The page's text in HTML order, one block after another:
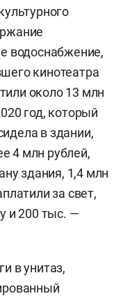
водоснабжение,
кинотеатра
около 13 млн
год, который
в здании,
4 млн рублей,
здания, 1,4 млн
за свет,
и 200 тыс. —
в унитаз,